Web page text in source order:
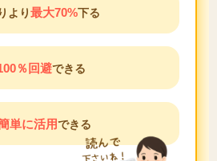
より最大70%下る
％回避できる
単に活用できる